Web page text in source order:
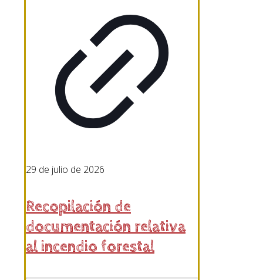
29 de julio de 2026
Recopilación de
documentación relativa
al incendio forestal